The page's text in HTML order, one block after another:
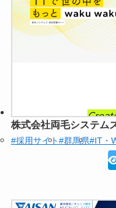
株式会社両毛システム
#採用サイト#群馬県#IT・